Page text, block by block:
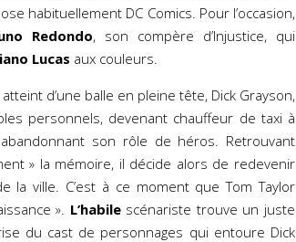
habituellement DC Comics. Pour l’occasion,
Redondo, son compère d’Injustice, qui
Lucas aux couleurs.
d’une balle en pleine tête, Dick Grayson,
personnels, devenant chauffeur de taxi à
son rôle de héros. Retrouvant
» la mémoire, il décide alors de redevenir
la ville. C’est à ce moment que Tom Taylor
». L’habilescénariste trouve un juste
du cast de personnages qui entoure Dick